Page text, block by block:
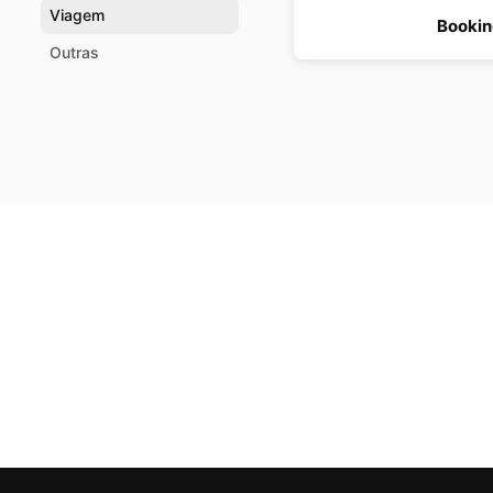
Viagem
Outras